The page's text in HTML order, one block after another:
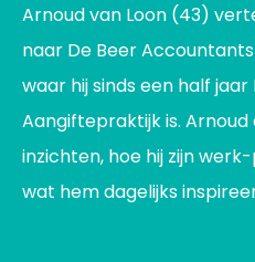
Arnoud van Loon (43)
naar De Beer
waar hij sinds een half
Aangiftepraktijk is.
inzichten, hoe hij zijn
wat hem dagelijks